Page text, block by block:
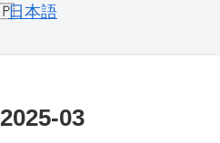
日本語
2025-03